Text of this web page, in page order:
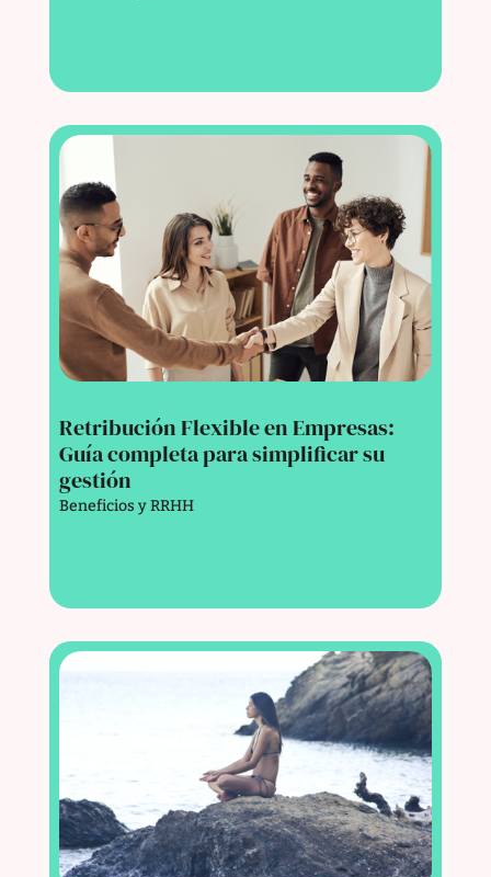
Retribución Flexible en Empresas:
Guía completa para simplificar su
gestión
Beneficios y RRHH